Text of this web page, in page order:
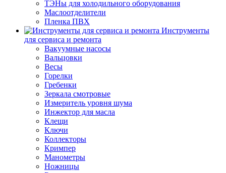
ТЭНы для холодильного оборудования
Маслоотделители
Пленка ПВХ
Инструменты
для сервиса и ремонта
Вакуумные насосы
Вальцовки
Весы
Горелки
Гребенки
Зеркала смотровые
Измеритель уровня шума
Инжектор для масла
Клещи
Ключи
Коллекторы
Кримпер
Манометры
Ножницы